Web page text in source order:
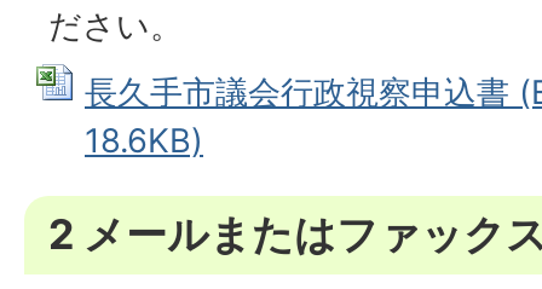
ださい。
長久手市議会行政視察申込書
18.6KB)
2 メールまたはファック